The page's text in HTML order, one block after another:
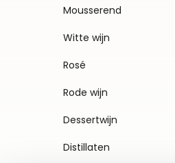
Mousserend
Witte wijn
Rosé
Rode wijn
Dessertwijn
Distillaten